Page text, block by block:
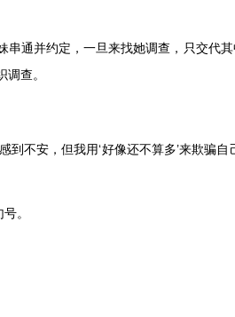
串通并约定，一旦来找她调查，只交代其
查。
到不安，但我用‘好像还不算多’来欺骗自
。